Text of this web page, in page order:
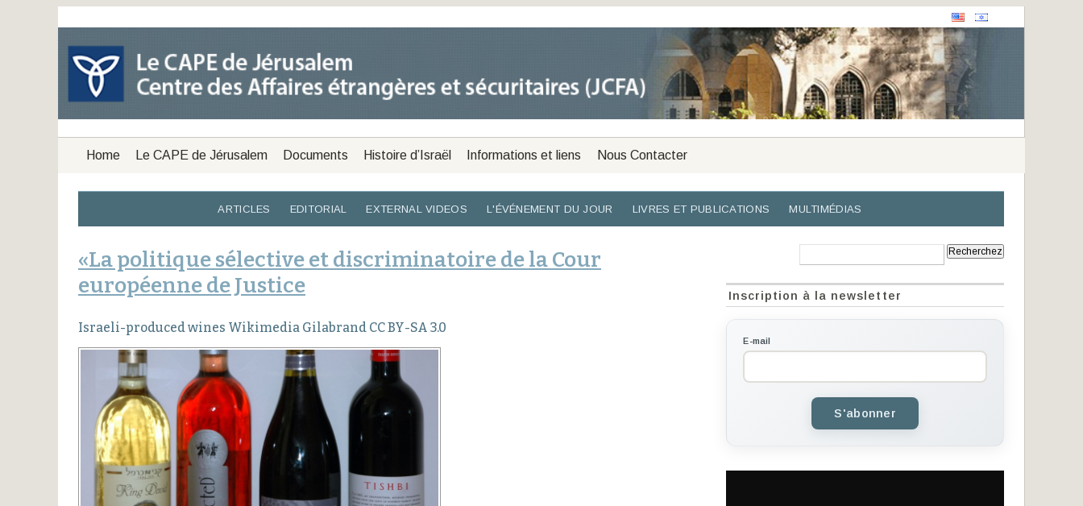
Home Le CAPE de Jérusalem Documents Histoire d’Israël Informations et liens Nous Contacter
ARTICLES EDITORIAL EXTERNAL VIDEOS L'ÉVÉNEMENT DU JOUR LIVRES ET PUBLICATIONS MULTIMÉDIAS
«La politique sélective et discriminatoire de la Cour
européenne de Justice
Israeli-produced wines Wikimedia Gilabrand CC BY-SA 3.0
Inscription à la newsletter
E-mail
S'abonner